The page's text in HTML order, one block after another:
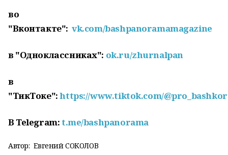
во
"Вконтакте":vk.com/bashpanoramamagazine
в "Одноклассниках": ok.ru/zhurnalpan
в
"ТикТоке":https://www.tiktok.com/
В Telegram:t.me/bashpanorama
Автор: Евгений СОКОЛОВ